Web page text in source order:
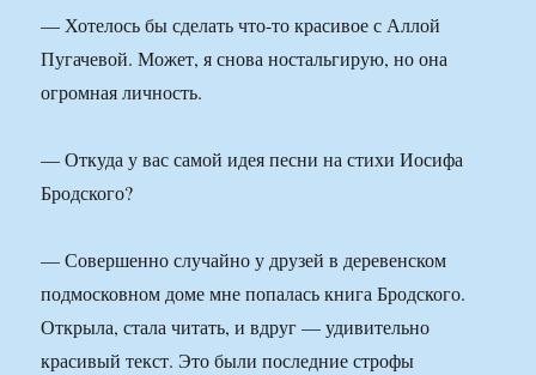
— Хотелось бы сделать что-то красивое с Аллой
Пугачевой. Может, я снова ностальгирую, но она
огромная личность.
— Откуда у вас самой идея песни на стихи Иосифа
Бродского?
— Совершенно случайно у друзей в деревенском
подмосковном доме мне попалась книга Бродского.
Открыла, стала читать, и вдруг — удивительно
красивый текст. Это были последние строфы